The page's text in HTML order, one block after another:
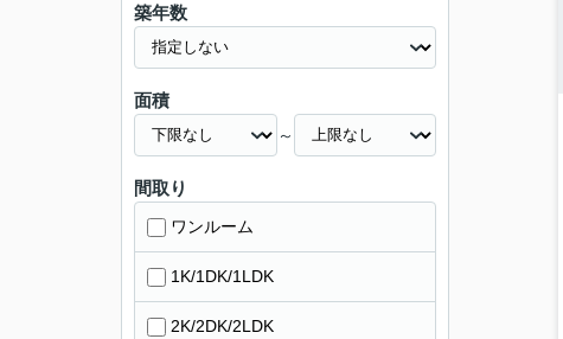
築年数
面積
～
間取り
ワンルーム
1K/1DK/1LDK
2K/2DK/2LDK